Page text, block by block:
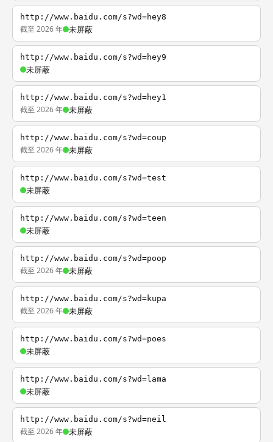
http://www.baidu.com/s?wd=hey8
截至 2026 年 未屏蔽
http://www.baidu.com/s?wd=hey9
未屏蔽
http://www.baidu.com/s?wd=hey1
截至 2026 年 未屏蔽
http://www.baidu.com/s?wd=coup
截至 2026 年 未屏蔽
http://www.baidu.com/s?wd=test
未屏蔽
http://www.baidu.com/s?wd=teen
未屏蔽
http://www.baidu.com/s?wd=poop
截至 2026 年 未屏蔽
http://www.baidu.com/s?wd=kupa
截至 2026 年 未屏蔽
http://www.baidu.com/s?wd=poes
未屏蔽
http://www.baidu.com/s?wd=lama
未屏蔽
http://www.baidu.com/s?wd=neil
截至 2026 年 未屏蔽